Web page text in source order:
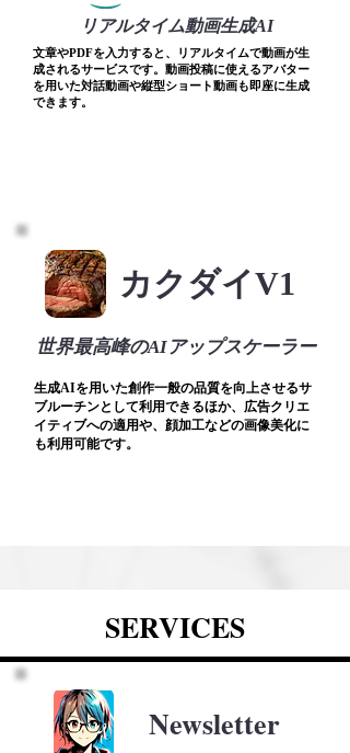
文章やPDFを入力すると、リアルタイムで動画が生
成されるサービスです。動画投稿に使えるアバター
を用いた対話動画や縦型ショート動画も即座に生成
できます。
リアルタイム動画生成AI
カクダイV1
世界最高峰のAIアップスケーラー
​生成AIを用いた創作一般の品質を向上させるサ
ブルーチンとして利用できるほか、広告クリエ
イティブへの適用や、顔加工などの画像美化に
も利用可能です。
SERVICES
Newsletter